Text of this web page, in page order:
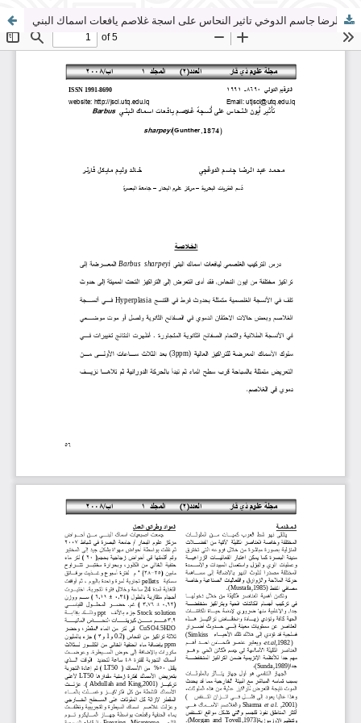
محمد عبد الرضا جاسم الدوخي تاثير النحاس على اسجة غلاصم يافعات اسماك البني